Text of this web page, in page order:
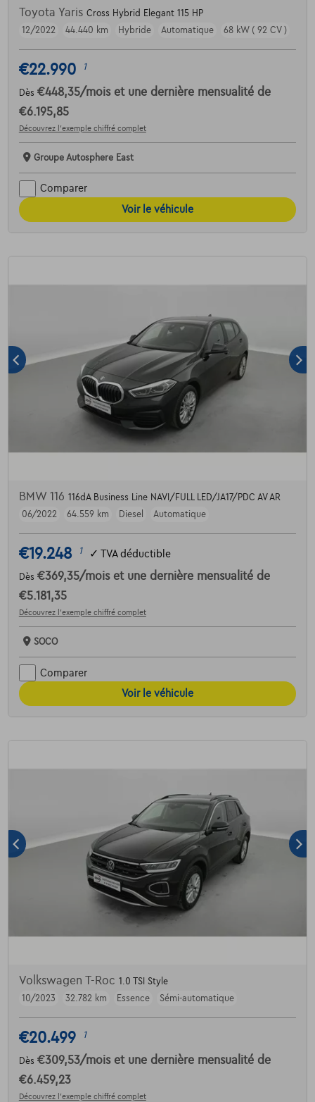
Toyota Yaris Cross Hybrid Elegant 115 HP
12/2022
44.440 km Hybride Automatique 68 kW ( 92 CV )
€22.990 1
Dès €448,35/mois et une dernière mensualité de
€6.195,85
Découvrez l’exemple chiffré complet
Groupe Autosphere East
Comparer
Voir le véhicule
BMW 116 116dA Business Line NAVI/FULL LED/JA17/PDC AV AR
06/2022
64.559 km Diesel Automatique
€19.248 1 ✓ TVA déductible
Dès €369,35/mois et une dernière mensualité de
€5.181,35
Découvrez l’exemple chiffré complet
SOCO
Comparer
Voir le véhicule
Volkswagen T-Roc 1.0 TSI Style
10/2023
32.782 km Essence Sémi-automatique
€20.499 1
Dès €309,53/mois et une dernière mensualité de
€6.459,23
Découvrez l’exemple chiffré complet